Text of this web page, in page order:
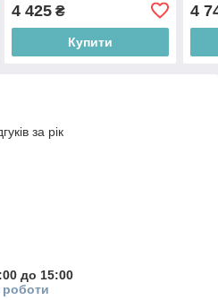
4 425₴
Купити
4
за рік
до 15:00
роботи